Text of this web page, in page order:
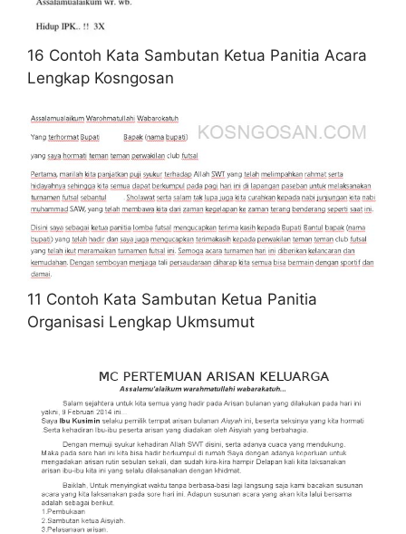
16 Contoh Kata Sambutan Ketua Panitia Acara
Lengkap Kosngosan
11 Contoh Kata Sambutan Ketua Panitia
Organisasi Lengkap Ukmsumut